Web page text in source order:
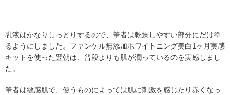
乳液はかなりしっとりするので、筆者は乾燥しやすい部分にだけ塗
るようにしました。ファンケル無添加ホワイトニング美白1ヶ月実感
キットを使った翌朝は、普段よりも肌が潤っているのを実感しまし
た。
筆者は敏感肌で、使うものによっては肌に刺激を感じたり赤くなっ